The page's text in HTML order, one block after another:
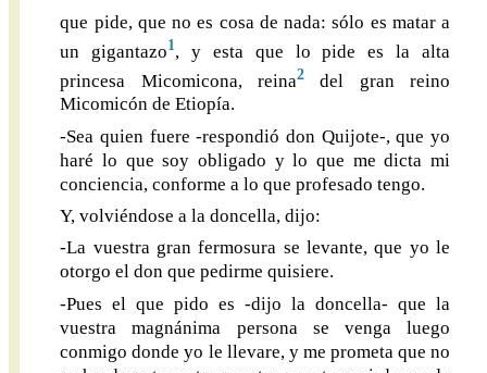
que pide, que no es cosa de nada: sólo es matar a
un gigantazo1, y esta que lo pide es la alta
princesa Micomicona, reina2 del gran reino
Micomicón de Etiopía.
-Sea quien fuere -respondió don Quijote-, que yo
haré lo que soy obligado y lo que me dicta mi
conciencia, conforme a lo que profesado tengo.
Y, volviéndose a la doncella, dijo:
-La vuestra gran fermosura se levante, que yo le
otorgo el don que pedirme quisiere.
-Pues el que pido es -dijo la doncella- que la
vuestra magnánima persona se venga luego
conmigo donde yo le llevare, y me prometa que no